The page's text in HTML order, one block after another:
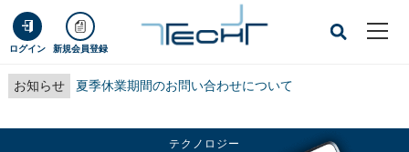
ログイン 新規会員登録
お知らせ 夏季休業期間のお問い合わせについて
テクノロジー